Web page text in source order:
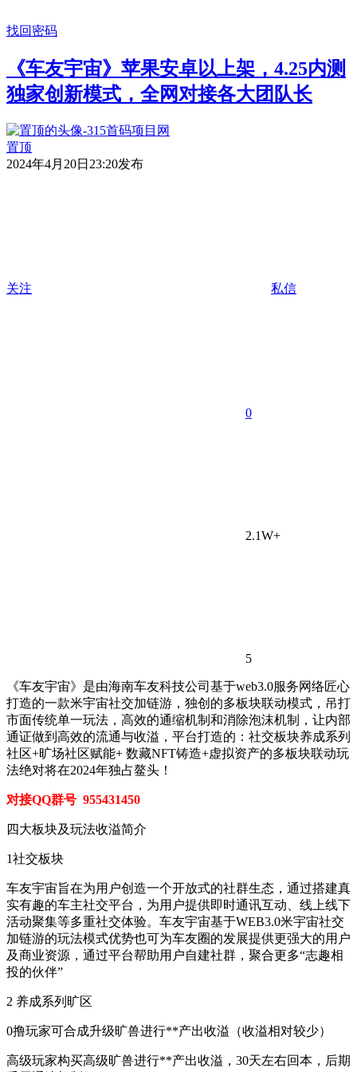
找回密码
《车友宇宙》苹果安卓以上架，4.25内测
独家创新模式，全网对接各大团队长
置顶
2024年4月20日23:20发布
关注 私信
0
2.1W+
5
《车友宇宙》是由海南车友科技公司基于web3.0服务网络匠心
打造的一款米宇宙社交加链游，独创的多板块联动模式，吊打
市面传统单一玩法，高效的通缩机制和消除泡沫机制，让内部
通证做到高效的流通与收溢，平台打造的：社交板块养成系列
社区+旷场社区赋能+ 数藏NFT铸造+虚拟资产的多板块联动玩
法绝对将在2024年独占鳌头！
对接QQ群号 955431450
四大板块及玩法收溢简介
1社交板块
车友宇宙旨在为用户创造一个开放式的社群生态，通过搭建真
实有趣的车主社交平台，为用户提供即时通讯互动、线上线下
活动聚集等多重社交体验。车友宇宙基于WEB3.0米宇宙社交
加链游的玩法模式优势也可为车友圈的发展提供更强大的用户
及商业资源，通过平台帮助用户自建社群，聚合更多“志趣相
投的伙伴”
2 养成系列旷区
0撸玩家可合成升级旷兽进行**产出收溢（收溢相对较少）
高级玩家构买高级旷兽进行**产出收溢，30天左右回本，后期